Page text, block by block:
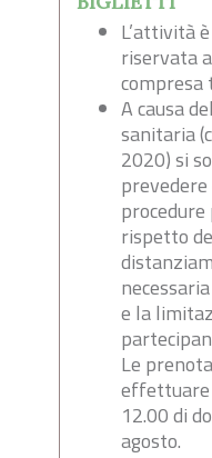
L’attività
riservata
compresa
A causa
sanitaria
2020) si
rispetto
e la
Le
12.00 di
agosto.